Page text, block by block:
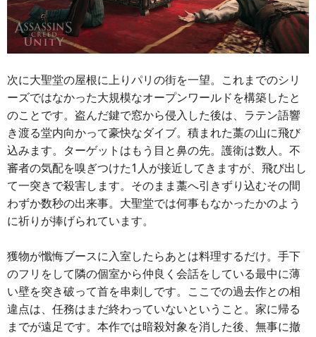
次に大聖堂の屋根に上りパリの街を一望。これまでのシリ
ーズではなかった大規模なオープンワールドを構築したと
のことです。盗んだ鍵で窓から侵入した後は、ラテン語響
き渡る堂内向かって豪快なダイブ。積まれた藁の山に飛び
込みます。ターゲットはもう目と鼻の先。護衛は数人。不
審者の気配を嗅ぎつけた1人が接近してきますが、飛び出し
て一突きで殺害します。そのまま藁へ引きずり込むその間
わずか数秒の出来事。大聖堂では何事もなかったかのよう
に祈りが捧げられています。
獲物が懺悔ブースに入室したらあとは料理するだけ。手下
のフリをして隣の個室から仲良く会話をしている最中に薄
い壁を突き破って首を串刺しです。ここでの過去作との相
違点は、任務はまだ終わっていないということ。家に帰る
までが遠足です。本作では暗殺対象を消した後、無事に撤